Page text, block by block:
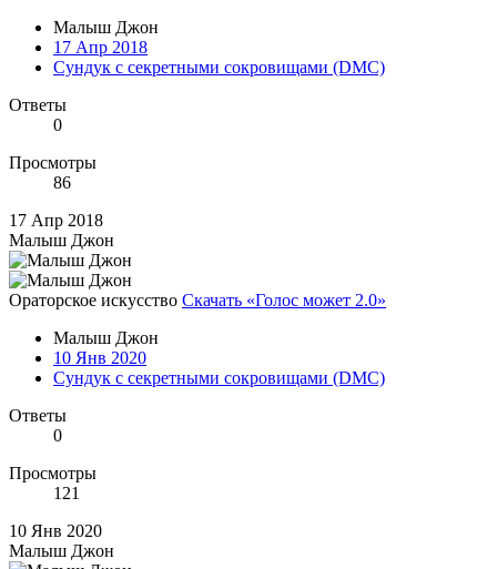
Малыш Джон
17 Апр 2018
Сундук с секретными сокровищами (DMC)
Ответы
0
Просмотры
86
17 Апр 2018
Малыш Джон
Ораторское искусство Скачать «Голос может 2.0»
Малыш Джон
10 Янв 2020
Сундук с секретными сокровищами (DMC)
Ответы
0
Просмотры
121
10 Янв 2020
Малыш Джон